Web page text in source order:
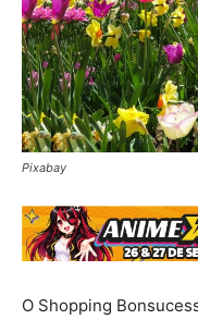
Pixabay
O Shopping